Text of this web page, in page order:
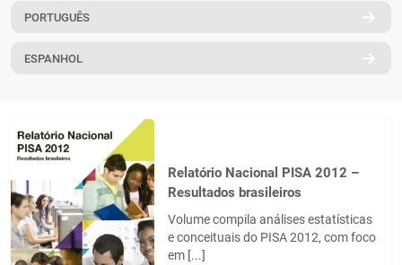
PT
PORTUGUÊS
ESPANHOL
Relatório Nacional PISA 2012 –
Resultados brasileiros
Volume compila análises estatísticas
e conceituais do PISA 2012, com foco
em [...]